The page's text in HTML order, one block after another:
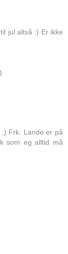
jul altså :) Er ikke
Frk. Lande er på
som eg alltid må